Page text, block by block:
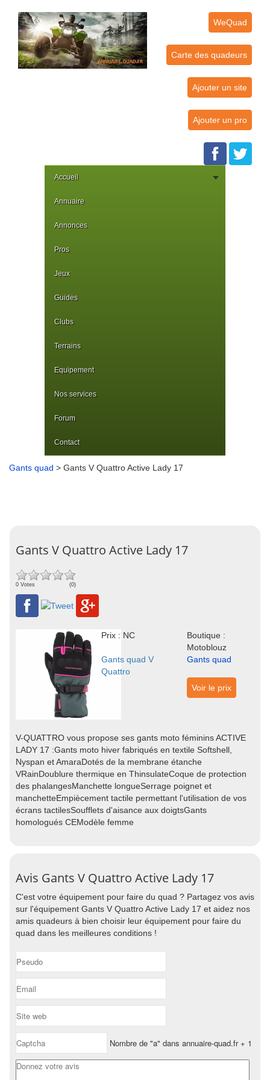
WeQuad
Carte des quadeurs
Ajouter un site
Ajouter un pro
Accueil
Annuaire
Annonces
Pros
Jeux
Guides
Clubs
Terrains
Equipement
Nos services
Forum
Contact
Gants quad > Gants V Quattro Active Lady 17
Gants V Quattro Active Lady 17
0 Votes (0)
Prix : NC
Boutique :
Motoblouz
Gants quad V
Quattro
Gants quad
Voir le prix
V-QUATTRO vous propose ses gants moto féminins ACTIVE
LADY 17 :Gants moto hiver fabriqués en textile Softshell,
Nyspan et AmaraDotés de la membrane étanche
VRainDoublure thermique en ThinsulateCoque de protection
des phalangesManchette longueSerrage poignet et
manchetteEmpiècement tactile permettant l'utilisation de vos
écrans tactilesSoufflets d'aisance aux doigtsGants
homologués CEModèle femme
Avis Gants V Quattro Active Lady 17
C'est votre équipement pour faire du quad ? Partagez vos avis
sur l'équipement Gants V Quattro Active Lady 17 et aidez nos
amis quadeurs à bien choisir leur équipement pour faire du
quad dans les meilleures conditions !
Nombre de "a" dans annuaire-quad.fr + 1